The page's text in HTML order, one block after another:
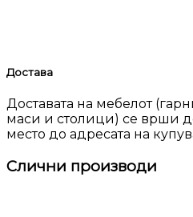
Достава
Доставата на мебелот
маси и столици) се врши
место до адресата на
Слични производи